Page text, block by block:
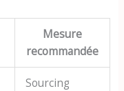
Mesure
recommandée
Sourcing